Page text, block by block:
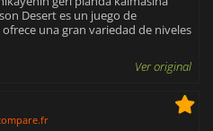
Desert es un juego de
una gran variedad de niveles
Ver original